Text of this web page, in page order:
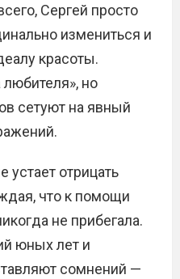
Сергей просто
измениться и
красоты.
любителя», но
сетуют на явный
устает отрицать
что к помощи
не прибегала.
юных лет и
сомнений —